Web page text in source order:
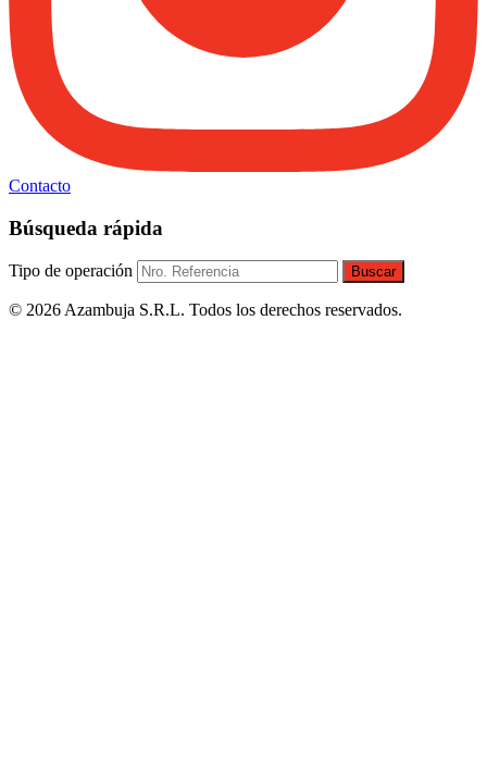
Contacto
Búsqueda rápida
Tipo de operación Buscar
© 2026 Azambuja S.R.L. Todos los derechos reservados.